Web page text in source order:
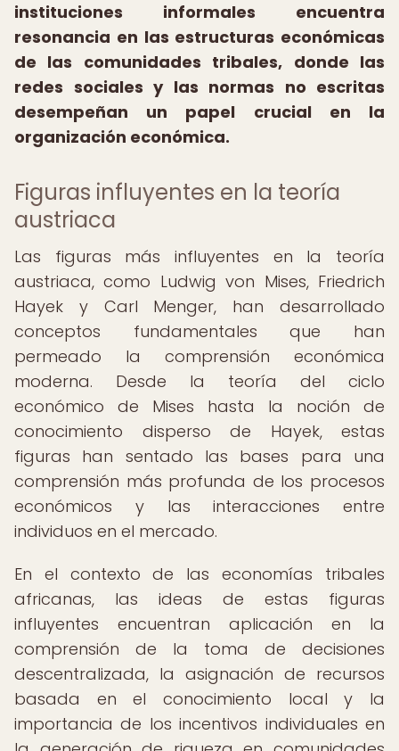
instituciones informales encuentra
resonancia en las estructuras económicas
de las comunidades tribales, donde las
redes sociales y las normas no escritas
desempeñan un papel crucial en la
organización económica.
Figuras influyentes en la teoría
austriaca
Las figuras más influyentes en la teoría
austriaca, como Ludwig von Mises, Friedrich
Hayek y Carl Menger, han desarrollado
conceptos fundamentales que han
permeado la comprensión económica
moderna. Desde la teoría del ciclo
económico de Mises hasta la noción de
conocimiento disperso de Hayek, estas
figuras han sentado las bases para una
comprensión más profunda de los procesos
económicos y las interacciones entre
individuos en el mercado.
En el contexto de las economías tribales
africanas, las ideas de estas figuras
influyentes encuentran aplicación en la
comprensión de la toma de decisiones
descentralizada, la asignación de recursos
basada en el conocimiento local y la
importancia de los incentivos individuales en